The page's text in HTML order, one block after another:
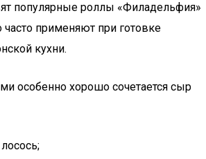
популярные роллы «Филадельфия»
часто применяют при готовке
кухни.
особенно хорошо сочетается сыр